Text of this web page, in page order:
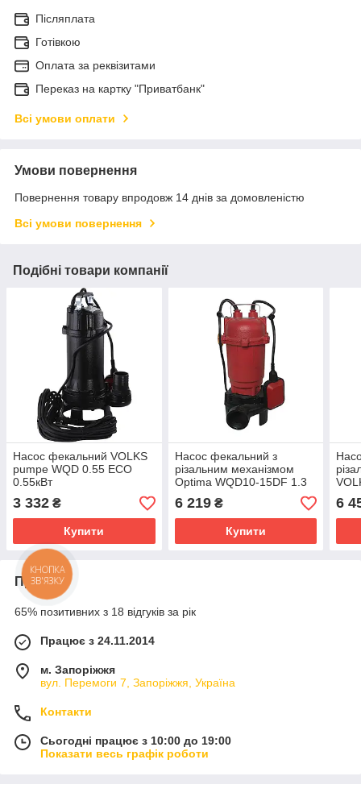
Післяплата
Готівкою
Оплата за реквізитами
Переказ на картку "Приватбанк"
Всі умови оплати
Умови повернення
Повернення товару впродовж 14 днів за домовленістю
Всі умови повернення
Подібні товари компанії
Насос фекальний VOLKS
pumpe WQD 0.55 ECO
0.55кВт
3 332 ₴
Купити
Насос фекальний з
різальним механізмом
Optima WQD10-15DF 1.3
кВт
6 219₴
Купити
кВт
6
Про нас
65% позитивних з 18 відгуків за рік
Працює з 24.11.2014
м. Запоріжжя
вул. Перемоги 7, Запоріжжя, Україна
Контакти
Сьогодні працює з 10:00 до 19:00
Показати весь графік роботи
КНОПКА
ЗВ'ЯЗКУ